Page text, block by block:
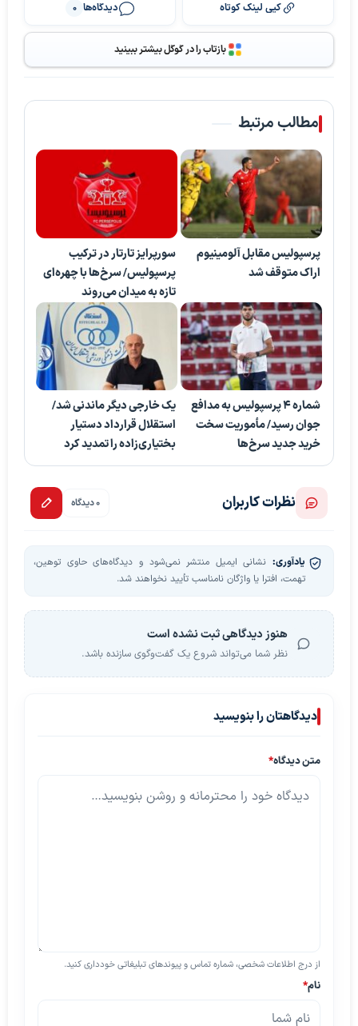
کپی لینک کوتاه دیدگاه‌ها 0
بازتاب را در گوگل بیشتر ببینید
مطالب مرتبط
پرسپولیس مقابل آلومینیوم
اراک متوقف شد
سورپرایز تارتار در ترکیب
پرسپولیس/ سرخ‌ها با چهره‌ای
تازه به میدان می‌روند
شماره ۴ پرسپولیس به مدافع
جوان رسید/ مأموریت سخت
خرید جدید سرخ‌ها
یک خارجی دیگر ماندنی شد/
استقلال قرارداد دستیار
بختیاری‌زاده را تمدید کرد
نظرات کاربران 0 دیدگاه
یادآوری: نشانی ایمیل منتشر نمی‌شود و دیدگاه‌های حاوی توهین،
تهمت، افترا یا واژگان نامناسب تأیید نخواهند شد.
هنوز دیدگاهی ثبت نشده است
نظر شما می‌تواند شروع یک گفت‌وگوی سازنده باشد.
دیدگاهتان را بنویسید
متن دیدگاه*
از درج اطلاعات شخصی، شماره تماس و پیوندهای تبلیغاتی خودداری کنید.
نام*